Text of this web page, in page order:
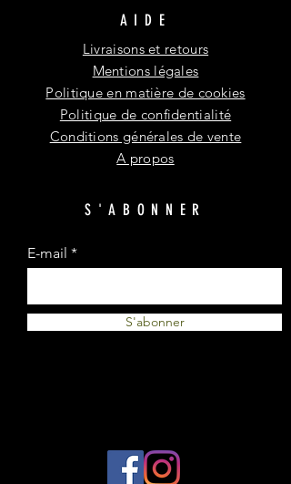
AIDE
Livraisons et retours
Mentions légales
Politique en matière de cookies
Politique de confidentialité
Conditions générales de vente
A propos
S'ABONNER
E-mail
S'abonner